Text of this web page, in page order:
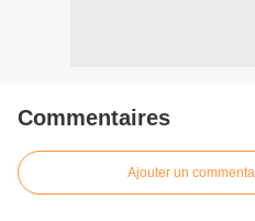
Commentaires
Ajouter un